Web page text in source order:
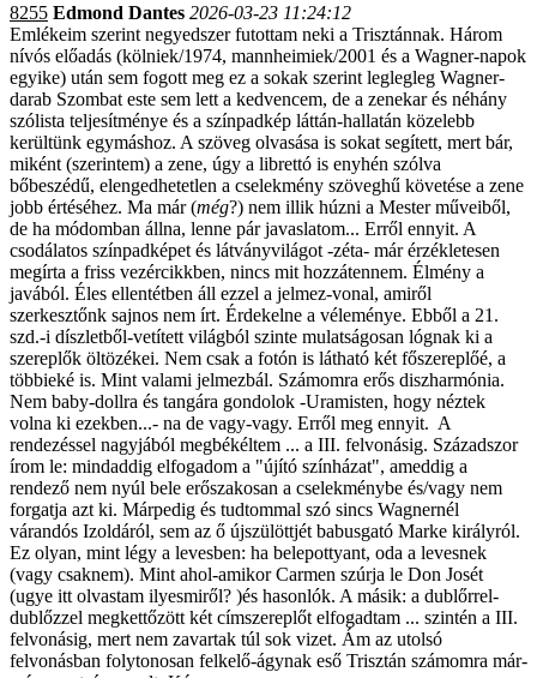
8255 Edmond Dantes 2026-03-23 11:24:12
Emlékeim szerint negyedszer futottam neki a Trisztánnak. Három
nívós előadás (kölniek/1974, mannheimiek/2001 és a Wagner-napok
egyike) után sem fogott meg ez a sokak szerint leglegleg Wagner-
darab Szombat este sem lett a kedvencem, de a zenekar és néhány
szólista teljesítménye és a színpadkép láttán-hallatán közelebb
kerültünk egymáshoz. A szöveg olvasása is sokat segített, mert bár,
miként (szerintem) a zene, úgy a librettó is enyhén szólva
bőbeszédű, elengedhetetlen a cselekmény szöveghű követése a zene
jobb értéséhez. Ma már (még?) nem illik húzni a Mester műveiből,
de ha módomban állna, lenne pár javaslatom... Erről ennyit. A
csodálatos színpadképet és látványvilágot -zéta- már érzékletesen
megírta a friss vezércikkben, nincs mit hozzátennem. Élmény a
javából. Éles ellentétben áll ezzel a jelmez-vonal, amiről
szerkesztőnk sajnos nem írt. Érdekelne a véleménye. Ebből a 21.
szd.-i díszletből-vetített világból szinte mulatságosan lógnak ki a
szereplők öltözékei. Nem csak a fotón is látható két főszereplőé, a
többieké is. Mint valami jelmezbál. Számomra erős diszharmónia.
Nem baby-dollra és tangára gondolok -Uramisten, hogy néztek
volna ki ezekben...- na de vagy-vagy. Erről meg ennyit. A
rendezéssel nagyjából megbékéltem ... a III. felvonásig. Századszor
írom le: mindaddig elfogadom a "újító színházat", ameddig a
rendező nem nyúl bele erőszakosan a cselekménybe és/vagy nem
forgatja azt ki. Márpedig és tudtommal szó sincs Wagnernél
várandós Izoldáról, sem az ő újszülöttjét babusgató Marke királyról.
Ez olyan, mint légy a levesben: ha belepottyant, oda a levesnek
(vagy csaknem). Mint ahol-amikor Carmen szúrja le Don Josét
(ugye itt olvastam ilyesmiről? )és hasonlók. A másik: a dublőrrel-
dublőzzel megkettőzött két címszereplőt elfogadtam ... szintén a III.
felvonásig, mert nem zavartak túl sok vizet. Ám az utolsó
felvonásban folytonosan felkelő-ágynak eső Trisztán számomra már-